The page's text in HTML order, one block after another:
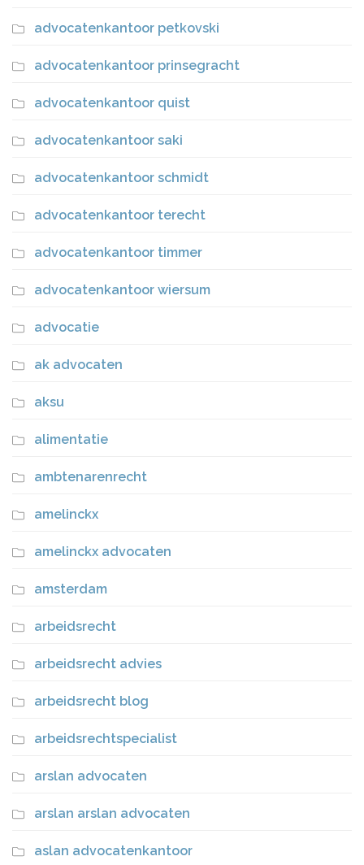
advocatenkantoor petkovski
advocatenkantoor prinsegracht
advocatenkantoor quist
advocatenkantoor saki
advocatenkantoor schmidt
advocatenkantoor terecht
advocatenkantoor timmer
advocatenkantoor wiersum
advocatie
ak advocaten
aksu
alimentatie
ambtenarenrecht
amelinckx
amelinckx advocaten
amsterdam
arbeidsrecht
arbeidsrecht advies
arbeidsrecht blog
arbeidsrechtspecialist
arslan advocaten
arslan arslan advocaten
aslan advocatenkantoor